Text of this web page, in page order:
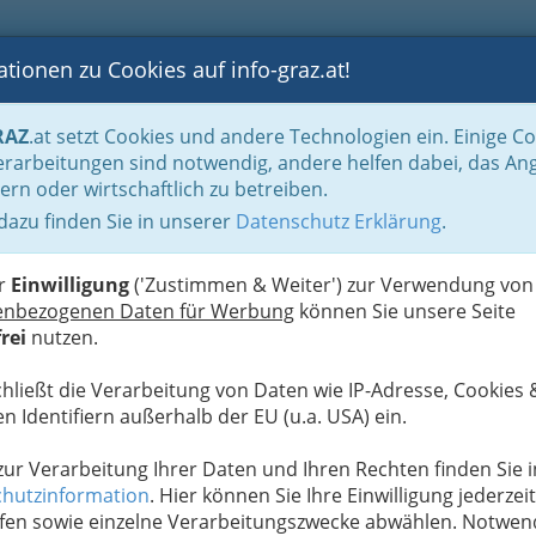
BLOGS FOTOS GASTRONOMIE BRANCHEN
zu Cookies auf info-graz.at!
.at setzt Cookies und andere Technologien ein. Einige
sind notwendig, andere helfen dabei, das
oder wirtschaftlich zu betreiben.
finden Sie in unserer Datenschutz Erklärung.
Einwilligung('Zustimmen & Weiter') zur Verwendung von
Daten für Werbung können Sie unsere Seite
nutzen.
die Verarbeitung von Daten wie IP-Adresse, Cookies
Identifiern außerhalb der EU (u.a. USA) ein.
Verarbeitung Ihrer Daten und Ihren Rechten finden Sie
. Hier können Sie Ihre Einwilligung jederzeit
sowie einzelne Verarbeitungszwecke abwählen.